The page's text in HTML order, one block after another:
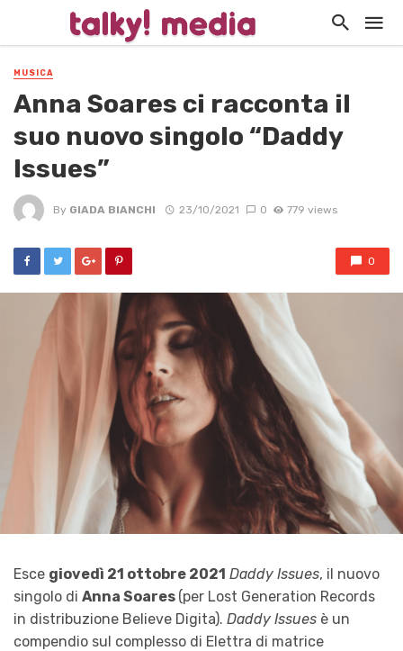
MUSICA
Anna Soares ci racconta il
suo nuovo singolo “Daddy
Issues”
By GIADA BIANCHI 23/10/2021 0 779 views
0
Esce giovedì 21 ottobre 2021 Daddy Issues, il nuovo
singolo di Anna Soares (per Lost Generation Records
in distribuzione Believe Digita). Daddy Issues è un
compendio sul complesso di Elettra di matrice